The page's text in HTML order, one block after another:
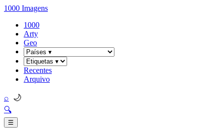
1000 Imagens
1000
Arty
Geo
Recentes
Arquivo
⌕ 🌙
🔍
☰